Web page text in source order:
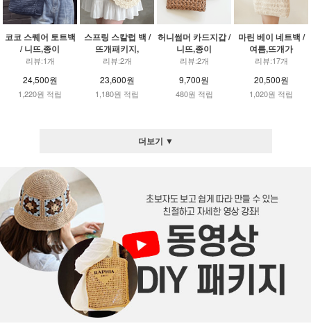
코코 스퀘어 토트백
/ 니뜨,종이
리뷰:1개
24,500원
1,220원 적립
스프링 스칼럽 백 /
뜨개패키지,
리뷰:2개
23,600원
1,180원 적립
허니썸머 카드지갑 /
니뜨,종이
리뷰:2개
9,700원
480원 적립
마린 베이 네트백 /
여름,뜨개가
리뷰:17개
20,500원
1,020원 적립
더보기 ▼